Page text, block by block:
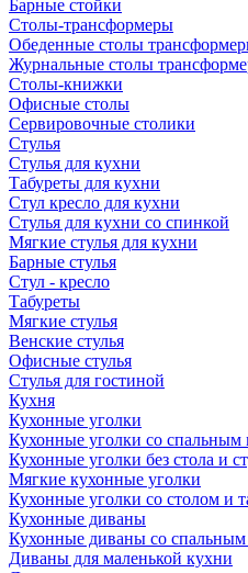
Барные стойки
Столы-трансформеры
Обеденные столы
Журнальные столы
Столы-книжки
Офисные столы
Сервировочные столики
Стулья
Стулья для кухни
Табуреты для кухни
Стул кресло для кухни
Стулья для кухни со спинкой
Мягкие стулья для кухни
Барные стулья
Стул - кресло
Табуреты
Мягкие стулья
Венские стулья
Офисные стулья
Стулья для гостиной
Кухня
Кухонные уголки
Кухонные уголки со спальным
Кухонные уголки без стола и
Мягкие кухонные уголки
Кухонные уголки со столом и
Кухонные диваны
Кухонные диваны со
Диваны для маленькой кухни